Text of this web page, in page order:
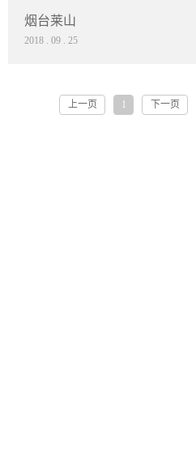
烟台莱山
2018 . 09 . 25
上一页 1 下一页